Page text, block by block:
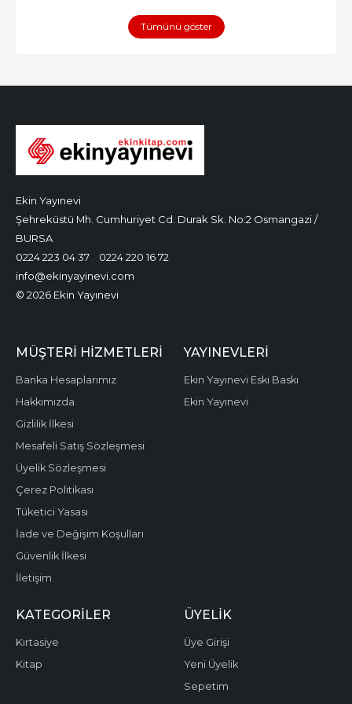
Tümünü göster
Ekin Yayınevi
Şehreküstü Mh. Cumhuriyet Cd. Durak Sk. No:2 Osmangazi /
BURSA
0224 223 04 37
0224 220 16 72
info@ekinyayinevi.com
© 2026 Ekin Yayınevi
MÜŞTERI HIZMETLERI
Banka Hesaplarımız
Hakkımızda
Gizlilik İlkesi
Mesafeli Satış Sözleşmesi
Üyelik Sözleşmesi
Çerez Politikası
Tüketici Yasası
İade ve Değişim Koşulları
Güvenlik İlkesi
İletişim
YAYINEVLERI
Ekin Yayınevi Eski Baskı
Ekin Yayınevi
KATEGORILER
Kırtasiye
Kitap
ÜYELIK
Üye Girişi
Yeni Üyelik
Sepetim